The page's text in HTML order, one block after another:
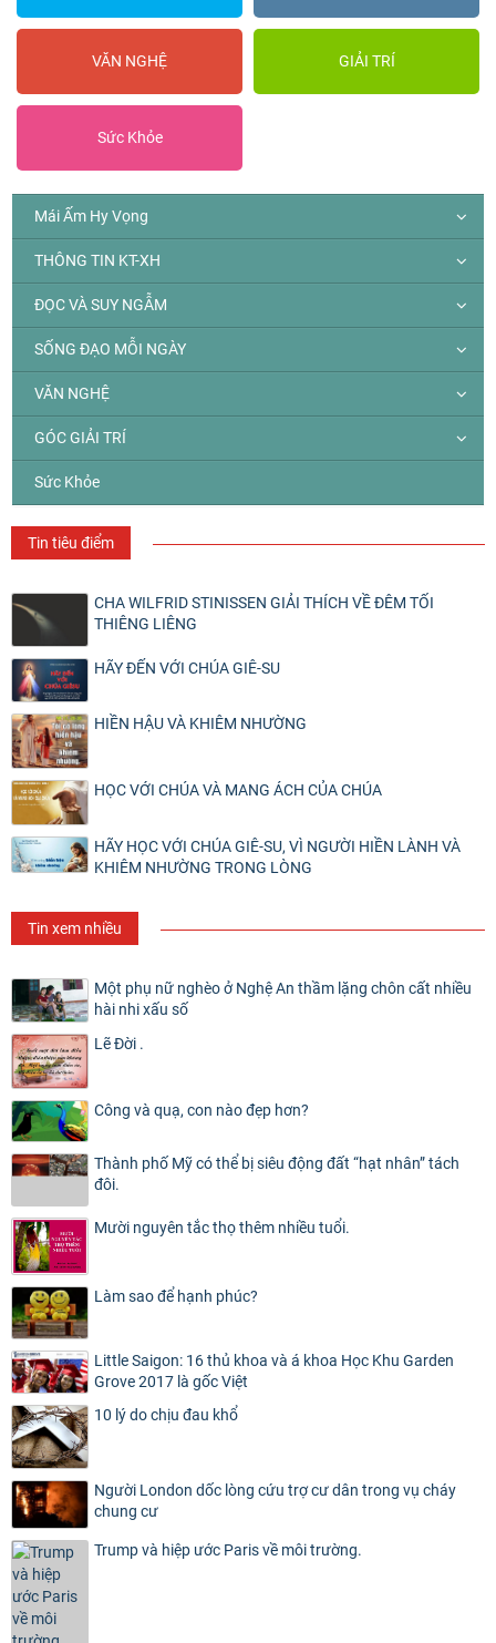
VĂN NGHỆ GIẢI TRÍ
Sức Khỏe
Mái Ấm Hy Vọng
THÔNG TIN KT-XH
ĐỌC VÀ SUY NGẪM
SỐNG ĐẠO MỖI NGÀY
VĂN NGHỆ
GÓC GIẢI TRÍ
Sức Khỏe
Tin tiêu điểm
CHA WILFRID STINISSEN GIẢI THÍCH VỀ ĐÊM TỐI
THIÊNG LIÊNG
HÃY ĐẾN VỚI CHÚA GIÊ-SU
HIỀN HẬU VÀ KHIÊM NHƯỜNG
HỌC VỚI CHÚA VÀ MANG ÁCH CỦA CHÚA
HÃY HỌC VỚI CHÚA GIÊ-SU, VÌ NGƯỜI HIỀN LÀNH VÀ
KHIÊM NHƯỜNG TRONG LÒNG
Tin xem nhiều
Một phụ nữ nghèo ở Nghệ An thầm lặng chôn cất nhiều
hài nhi xấu số
Lẽ Đời .
Công và quạ, con nào đẹp hơn?
Thành phố Mỹ có thể bị siêu động đất “hạt nhân” tách
đôi.
Mười nguyên tắc thọ thêm nhiều tuổi.
Làm sao để hạnh phúc?
Little Saigon: 16 thủ khoa và á khoa Học Khu Garden
Grove 2017 là gốc Việt
10 lý do chịu đau khổ
Người London dốc lòng cứu trợ cư dân trong vụ cháy
chung cư
Trump và hiệp ước Paris về môi trường.